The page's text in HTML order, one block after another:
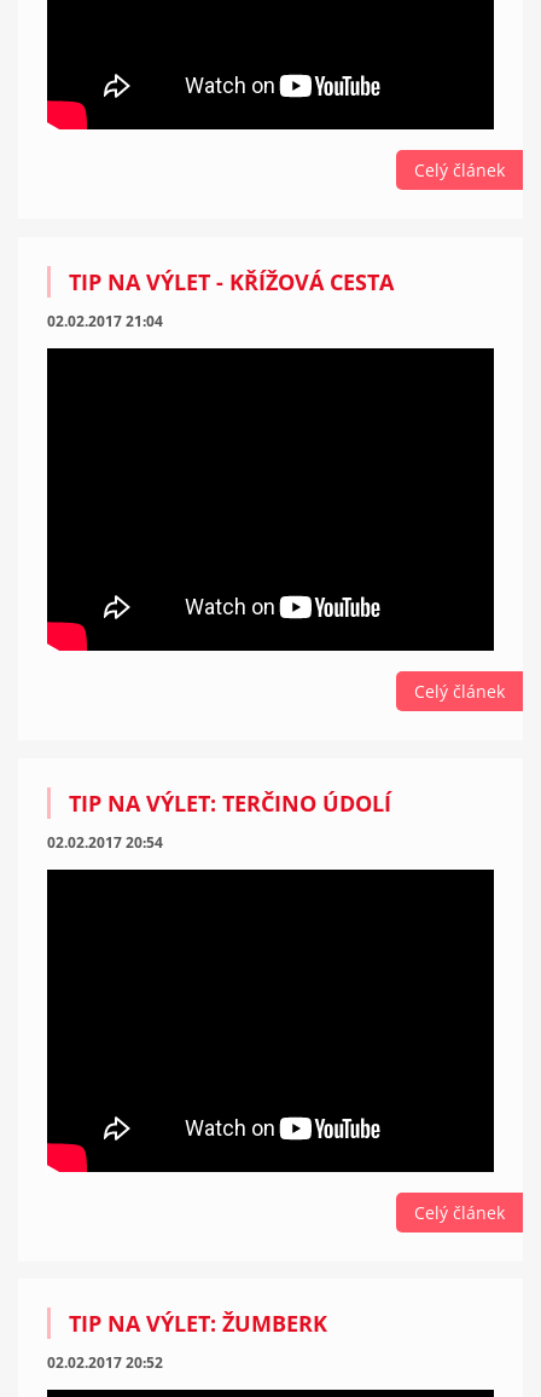
Celý článek
TIP NA VÝLET - KŘÍŽOVÁ CESTA
02.02.2017 21:04
Celý článek
TIP NA VÝLET: TERČINO ÚDOLÍ
02.02.2017 20:54
Celý článek
TIP NA VÝLET: ŽUMBERK
02.02.2017 20:52